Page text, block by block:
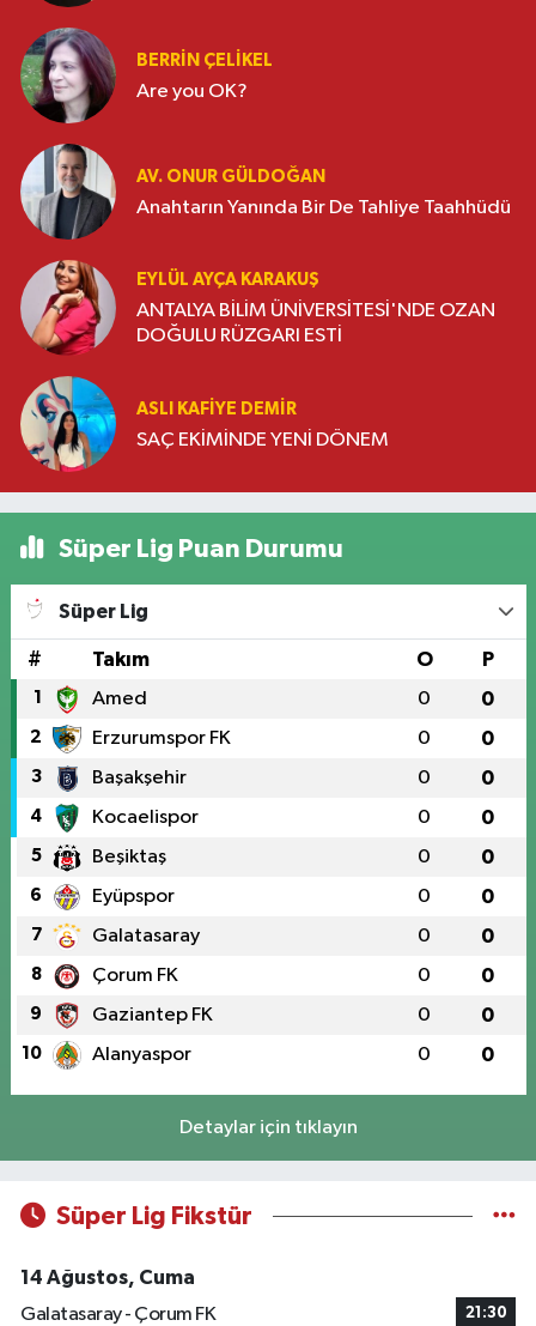
BERRIN ÇELIKEL
Are you OK?
AV. ONUR GÜLDOĞAN
Anahtarın Yanında Bir De Tahliye Taahhüdü
EYLÜL AYÇA KARAKUŞ
ANTALYA BİLİM ÜNİVERSİTESİ'NDE OZAN
DOĞULU RÜZGARI ESTİ
ASLI KAFIYE DEMIR
SAÇ EKİMİNDE YENİ DÖNEM
Süper Lig Puan Durumu
Süper Lig
# Takım O P
1 Amed 0 0
2 Erzurumspor FK 0 0
3 Başakşehir 0 0
4 Kocaelispor 0 0
5 Beşiktaş 0 0
6 Eyüpspor 0 0
7 Galatasaray 0 0
8 Çorum FK 0 0
9 Gaziantep FK 0 0
10 Alanyaspor 0 0
Detaylar için tıklayın
Süper Lig Fikstür
14 Ağustos, Cuma
Galatasaray - Çorum FK
21:30